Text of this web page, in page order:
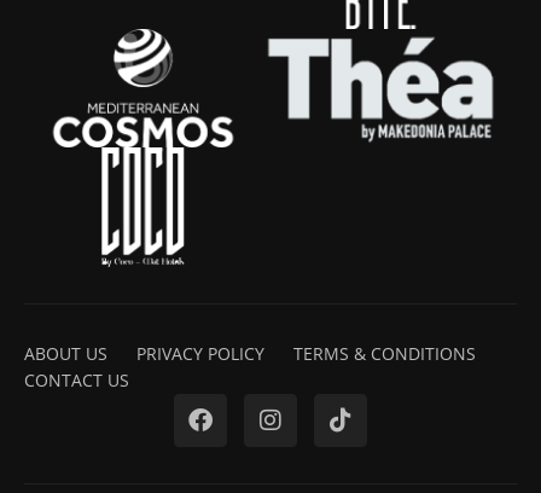
ABOUT US PRIVACY POLICY
TERMS & CONDITIONS
CONTACT US